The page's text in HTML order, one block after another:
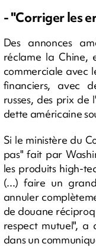
- "Corriger les
Des annonces
réclame la Chine,
commerciale avec
financiers, avec
russes, des prix
dette américaine
Si le ministère du
pas" fait par
les produits high-
(...) faire un
annuler
de douane
respect mutuel", a
dans un